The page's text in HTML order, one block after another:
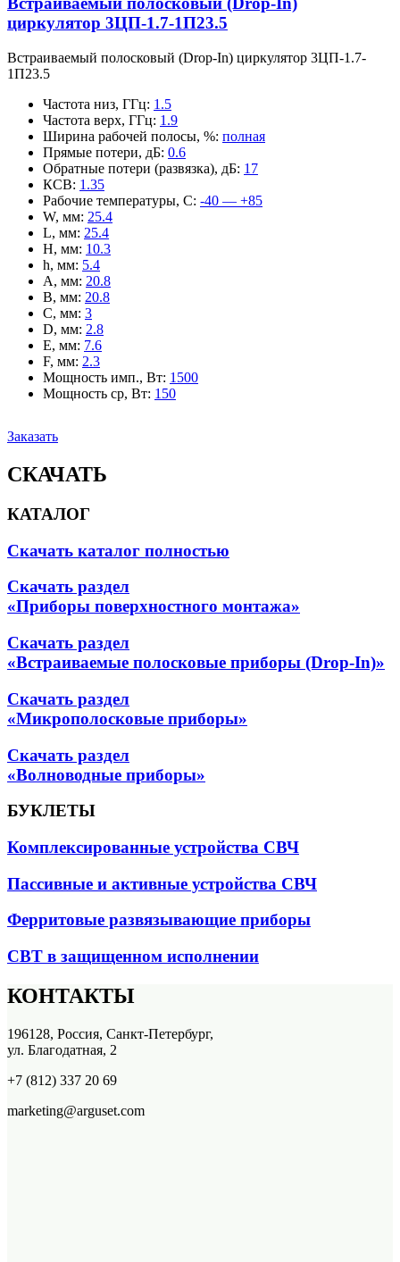
циркулятор 3ЦП-1.7-1П23.5
Встраиваемый полосковый (Drop-In) циркулятор 3ЦП-1.7-
1П23.5
Частота низ, ГГц: 1.5
Частота верх, ГГц: 1.9
Ширина рабочей полосы, %: полная
Прямые потери, дБ: 0.6
Обратные потери (развязка), дБ: 17
КСВ: 1.35
Рабочие температуры, С: -40 — +85
W, мм: 25.4
L, мм: 25.4
H, мм: 10.3
h, мм: 5.4
A, мм: 20.8
B, мм: 20.8
C, мм: 3
D, мм: 2.8
E, мм: 7.6
F, мм: 2.3
Мощность имп., Вт: 1500
Мощность ср, Вт: 150
Заказать
СКАЧАТЬ
КАТАЛОГ
Скачать каталог полностью
Скачать раздел
«Приборы поверхностного монтажа»
Скачать раздел
«Встраиваемые полосковые приборы (Drop-In)»
Скачать раздел
«Микрополосковые приборы»
Скачать раздел
«Волноводные приборы»
БУКЛЕТЫ
Комплексированные устройства СВЧ
Пассивные и активные устройства СВЧ
Ферритовые развязывающие приборы
СВТ в защищенном исполнении
КОНТАКТЫ
196128, Россия, Санкт-Петербург,
ул. Благодатная, 2
+7 (812) 337 20 69
marketing@arguset.com